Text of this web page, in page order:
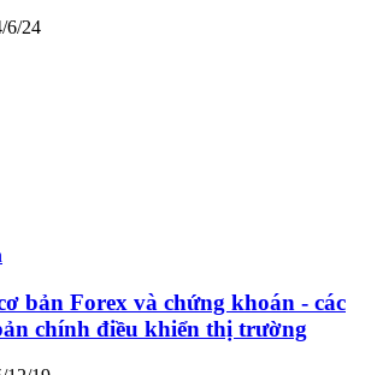
6/24
bản Forex và chứng khoán - các
chính điều khiển thị trường